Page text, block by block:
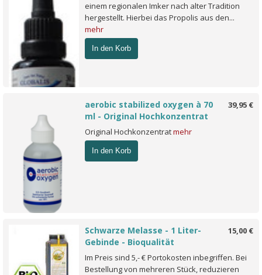
einem regionalen Imker nach alter Tradition
hergestellt. Hierbei das Propolis aus den...
mehr
In den Korb
39,95 €
aerobic stabilized oxygen à 70
ml - Original Hochkonzentrat
Original Hochkonzentratmehr
In den Korb
15,00 €
Schwarze Melasse - 1 Liter-
Gebinde - Bioqualität
Im Preis sind 5,- € Portokosten inbegriffen. Bei
Bestellung von mehreren Stück, reduzieren